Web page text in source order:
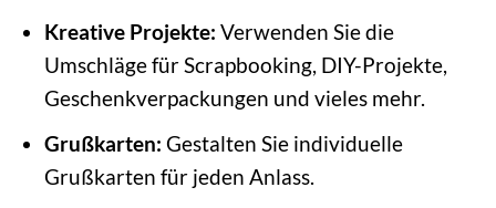
Kreative Projekte: Verwenden Sie die
Umschläge für Scrapbooking, DIY-Projekte,
Geschenkverpackungen und vieles mehr.
Grußkarten: Gestalten Sie individuelle
Grußkarten für jeden Anlass.